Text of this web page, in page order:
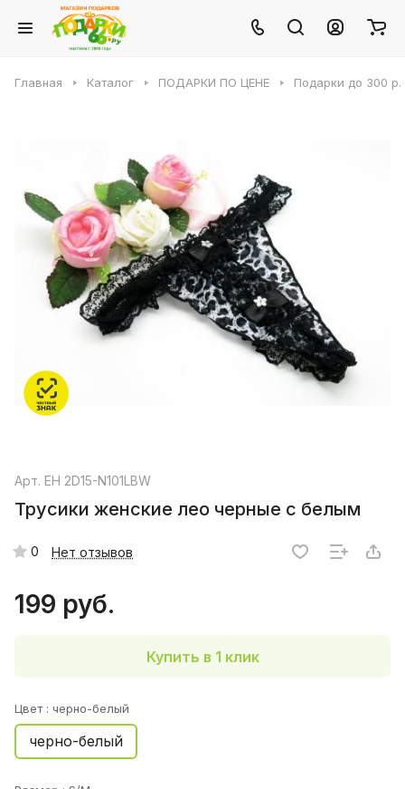
Главная Каталог ПОДАРКИ ПО ЦЕНЕ Подарки до 300 р.
Арт. EH 2D15-N101LBW
Трусики женские лео черные с белым
0 Нет отзывов
199 руб.
Купить в 1 клик
Цвет : черно-белый
черно-белый